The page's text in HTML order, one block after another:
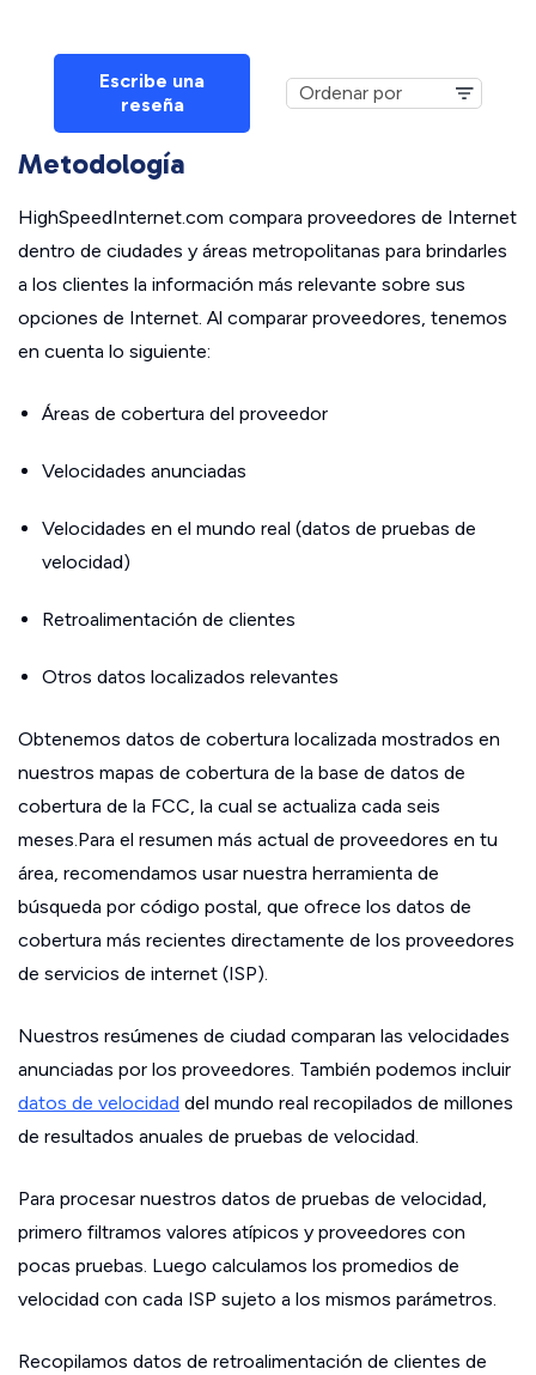
Escribe una
reseña
Metodología
HighSpeedInternet.com compara proveedores de Internet
dentro de ciudades y áreas metropolitanas para brindarles
a los clientes la información más relevante sobre sus
opciones de Internet. Al comparar proveedores, tenemos
en cuenta lo siguiente:
Áreas de cobertura del proveedor
Velocidades anunciadas
Velocidades en el mundo real (datos de pruebas de
velocidad)
Retroalimentación de clientes
Otros datos localizados relevantes
Obtenemos datos de cobertura localizada mostrados en
nuestros mapas de cobertura de la base de datos de
cobertura de la FCC, la cual se actualiza cada seis
meses.Para el resumen más actual de proveedores en tu
área, recomendamos usar nuestra herramienta de
búsqueda por código postal, que ofrece los datos de
cobertura más recientes directamente de los proveedores
de servicios de internet (ISP).
Nuestros resúmenes de ciudad comparan las velocidades
anunciadas por los proveedores. También podemos incluir
datos de velocidad del mundo real recopilados de millones
de resultados anuales de pruebas de velocidad.
Para procesar nuestros datos de pruebas de velocidad,
primero filtramos valores atípicos y proveedores con
pocas pruebas. Luego calculamos los promedios de
velocidad con cada ISP sujeto a los mismos parámetros.
Recopilamos datos de retroalimentación de clientes de